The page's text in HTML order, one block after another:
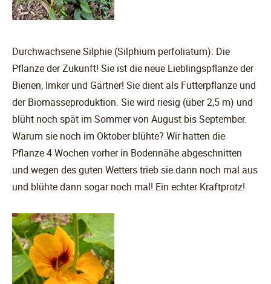
Durchwachsene Silphie (Silphium perfoliatum): Die
Pflanze der Zukunft! Sie ist die neue Lieblingspflanze der
Bienen, Imker und Gärtner! Sie dient als Futterpflanze und
der Biomasseproduktion. Sie wird riesig (über 2,5 m) und
blüht noch spät im Sommer von August bis September.
Warum sie noch im Oktober blühte? Wir hatten die
Pflanze 4 Wochen vorher in Bodennähe abgeschnitten
und wegen des guten Wetters trieb sie dann noch mal aus
und blühte dann sogar noch mal! Ein echter Kraftprotz!